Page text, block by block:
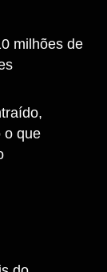
milhões de
o que